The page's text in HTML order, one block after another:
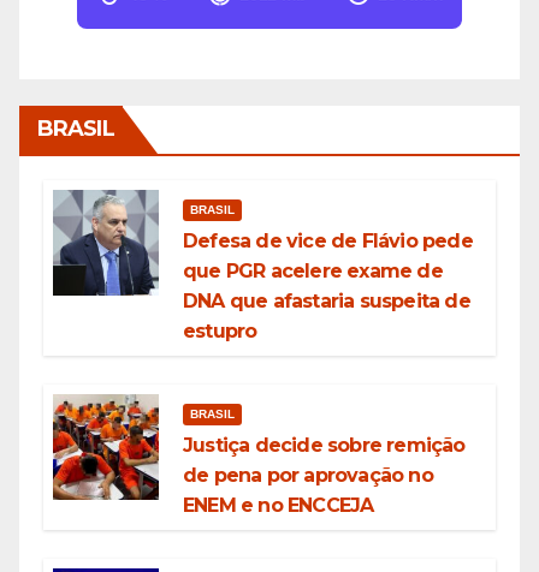
BRASIL
BRASIL
Defesa de vice de Flávio pede
que PGR acelere exame de
DNA que afastaria suspeita de
estupro
BRASIL
Justiça decide sobre remição
de pena por aprovação no
ENEM e no ENCCEJA